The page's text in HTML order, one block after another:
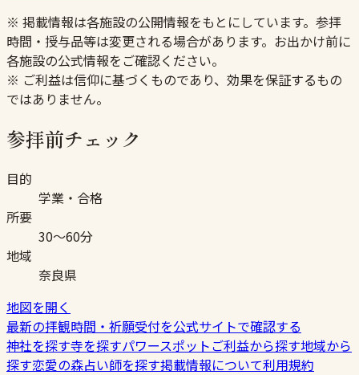
※ 掲載情報は各施設の公開情報をもとにしています。参拝
時間・授与品等は変更される場合があります。お出かけ前に
各施設の公式情報をご確認ください。
※ ご利益は信仰に基づくものであり、効果を保証するもの
ではありません。
参拝前チェック
目的
学業・合格
所要
30〜60分
地域
奈良県
地図を開く
最新の拝観時間・祈願受付を公式サイトで確認する
神社を探す寺を探すパワースポットご利益から探す地域から
探す恋愛の森占い師を探す掲載情報について利用規約